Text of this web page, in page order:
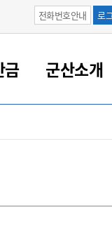
전화번호안내 로
지
지
도
도
산업단지
명제 중점관리 대상
과
공
금 군산소개